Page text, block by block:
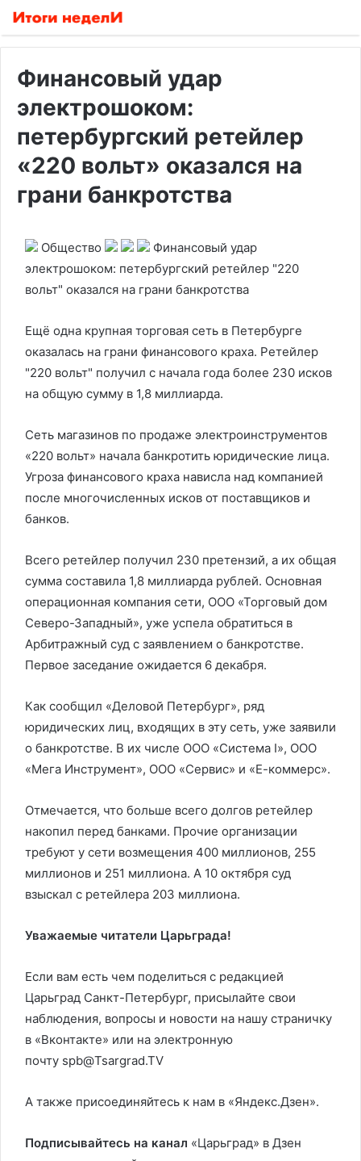
Финансовый удар
электрошоком:
петербургский ретейлер
«220 вольт» оказался на
грани банкротства
Общество
Финансовый удар
электрошоком: петербургский ретейлер "220
вольт" оказался на грани банкротства
Ещё одна крупная торговая сеть в Петербурге
оказалась на грани финансового краха. Ретейлер
"220 вольт" получил с начала года более 230 исков
на общую сумму в 1,8 миллиарда.
Сеть магазинов по продаже электроинструментов
«220 вольт» начала банкротить юридические лица.
Угроза финансового краха нависла над компанией
после многочисленных исков от поставщиков и
банков.
Всего ретейлер получил 230 претензий, а их общая
сумма составила 1,8 миллиарда рублей. Основная
операционная компания сети, ООО «Торговый дом
Северо-Западный», уже успела обратиться в
Арбитражный суд с заявлением о банкротстве.
Первое заседание ожидается 6 декабря.
Как сообщил «Деловой Петербург», ряд
юридических лиц, входящих в эту сеть, уже заявили
о банкротстве. В их числе ООО «Система I», ООО
«Мега Инструмент», ООО «Сервис» и «Е-коммерс».
Отмечается, что больше всего долгов ретейлер
накопил перед банками. Прочие организации
требуют у сети возмещения 400 миллионов, 255
миллионов и 251 миллиона. А 10 октября суд
взыскал с ретейлера 203 миллиона.
Уважаемые читатели Царьграда!
Если вам есть чем поделиться с редакцией
Царьград Санкт-Петербург, присылайте свои
наблюдения, вопросы и новости на нашу страничку
в «Вконтакте» или на электронную
почту spb@Tsargrad.TV
А также присоединяйтесь к нам в «Яндекс.Дзен».
Подписывайтесь на канал «Царьград» в Дзен